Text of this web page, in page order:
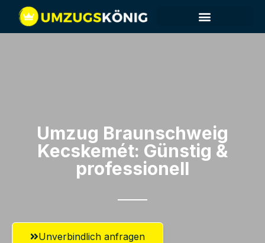
Umzug Braunschweig​
Kecskemét: Günstig &
professionell​
Unverbindlich anfragen